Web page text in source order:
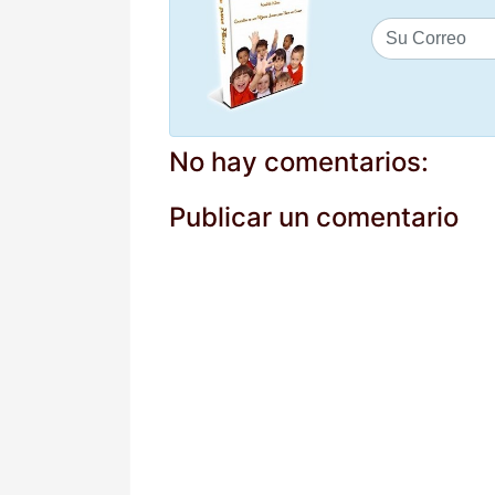
No hay comentarios:
Publicar un comentario